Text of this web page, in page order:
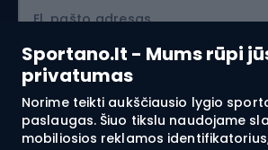
Sportano.lt - Mums rūpi
privatumas
Norime teikti aukščiausio lygio
paslaugas. Šiuo tikslu naudojame
mobiliosios reklamos
El. pašto adresas
Pirkimas
Klientų aptarnavimas